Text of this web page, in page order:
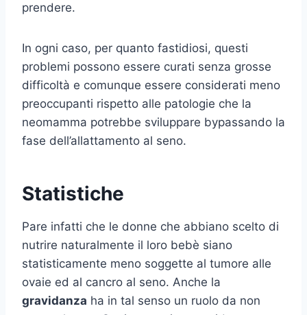
prendere.
In ogni caso, per quanto fastidiosi, questi
problemi possono essere curati senza grosse
difficoltà e comunque essere considerati meno
preoccupanti rispetto alle patologie che la
neomamma potrebbe sviluppare bypassando la
fase dell’allattamento al seno.
Statistiche
Pare infatti che le donne che abbiano scelto di
nutrire naturalmente il loro bebè siano
statisticamente meno soggette al tumore alle
ovaie ed al cancro al seno. Anche la
gravidanza ha in tal senso un ruolo da non